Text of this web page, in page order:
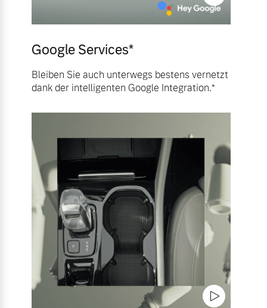
Google Services*
Bleiben Sie auch unterwegs bestens vernetzt
dank der intelligenten Google Integration.*